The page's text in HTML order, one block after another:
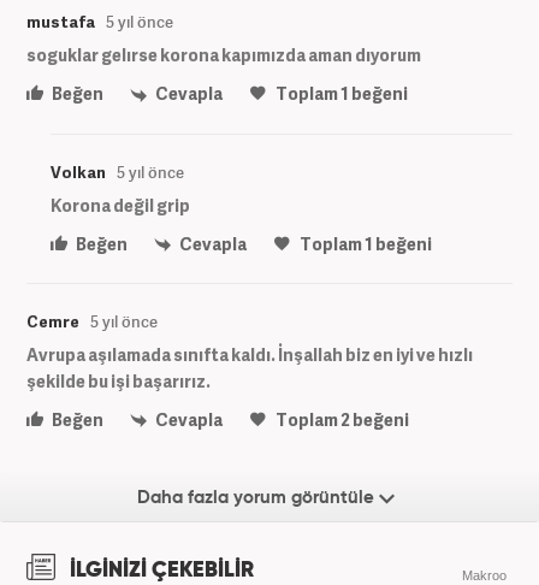
mustafa 5 yıl önce
soguklar gelırse korona kapımızda aman dıyorum
Beğen
Cevapla Toplam1 beğeni
Volkan 5 yıl önce
Korona değil grip
Beğen
Cevapla Toplam1 beğeni
Cemre 5 yıl önce
Avrupa aşılamada sınıfta kaldı. İnşallah biz en iyi ve hızlı
şekilde bu işi başarırız.
Beğen
Cevapla Toplam2beğeni
Daha fazla yorum görüntüle
İLGİNİZİ ÇEKEBİLİR Makroo